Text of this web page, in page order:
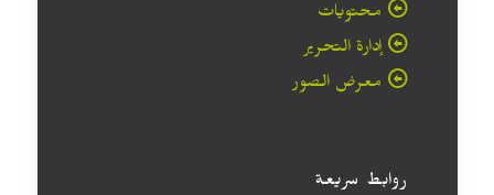
محتويات
إدارة التحرير
معرض الصور
روابط سريعة